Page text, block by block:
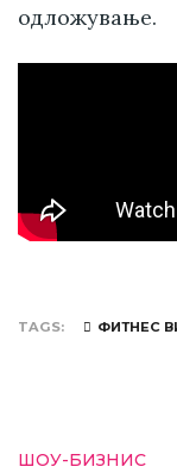
одложување.
TAGS ФИТНЕС
ШОУ-БИЗНИС